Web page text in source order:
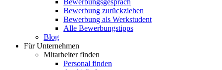
Bewerbungsgespräch
Bewerbung zurückziehen
Bewerbung als Werkstudent
Alle Bewerbungstipps
Blog
Für Unternehmen
Mitarbeiter finden
Personal finden